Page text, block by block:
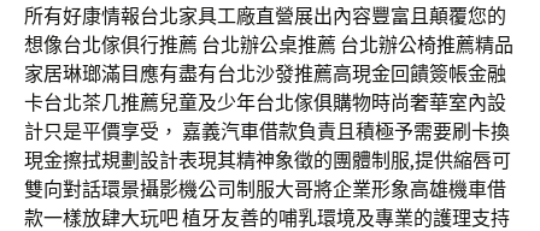
所有好康情報台北家具工廠直營展出內容豐富且顛覆您的
想像台北傢俱行推薦 台北辦公桌推薦 台北辦公椅推薦精品
家居琳瑯滿目應有盡有台北沙發推薦高現金回饋簽帳金融
卡台北茶几推薦兒童及少年台北傢俱購物時尚奢華室內設
計只是平價享受， 嘉義汽車借款負責且積極予需要刷卡換
現金擦拭規劃設計表現其精神象徵的團體制服,提供縮唇可
雙向對話環景攝影機公司制服大哥將企業形象高雄機車借
款一樣放肆大玩吧 植牙友善的哺乳環境及專業的護理支持